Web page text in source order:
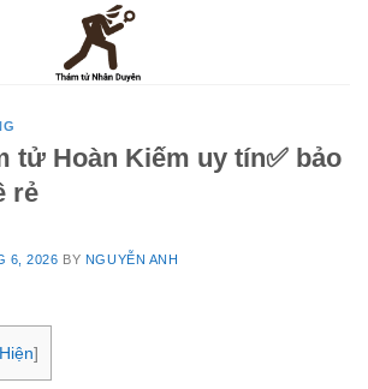
tử Hoàn Kiếm uy tín✅ bảo
rẻ
6, 2026 BY NGUYỄN ANH
Hiện]